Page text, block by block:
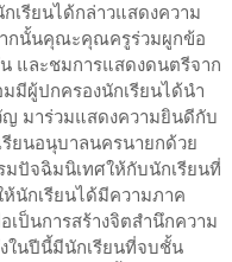
เรียนได้กล่าวแสดงความ
กนั้นคุณะคุณครูร่วมผูกข้อ
และชมการแสดงดนตรีจาก
มีผู้ปกครองนักเรียนได้นำ
ญ มาร่วมแสดงความยินดีกับ
ยนอนุบาลนครนายกด้วย
มปัจฉิมนิเทศให้กับนักเรียนที่
นักเรียนได้มีความภาค
เป็นการสร้างจิตสำนึกความ
ในปีนี้มีนักเรียนที่จบชั้น